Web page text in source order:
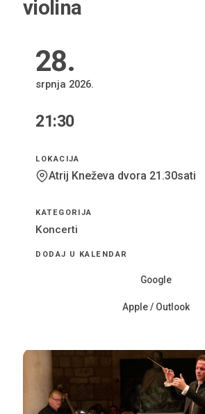
violina
28.
srpnja 2026.
VRIJEME
21:30
LOKACIJA
Atrij Kneževa dvora 21.30sati
KATEGORIJA
Koncerti
DODAJ U KALENDAR
Google
Apple / Outlook